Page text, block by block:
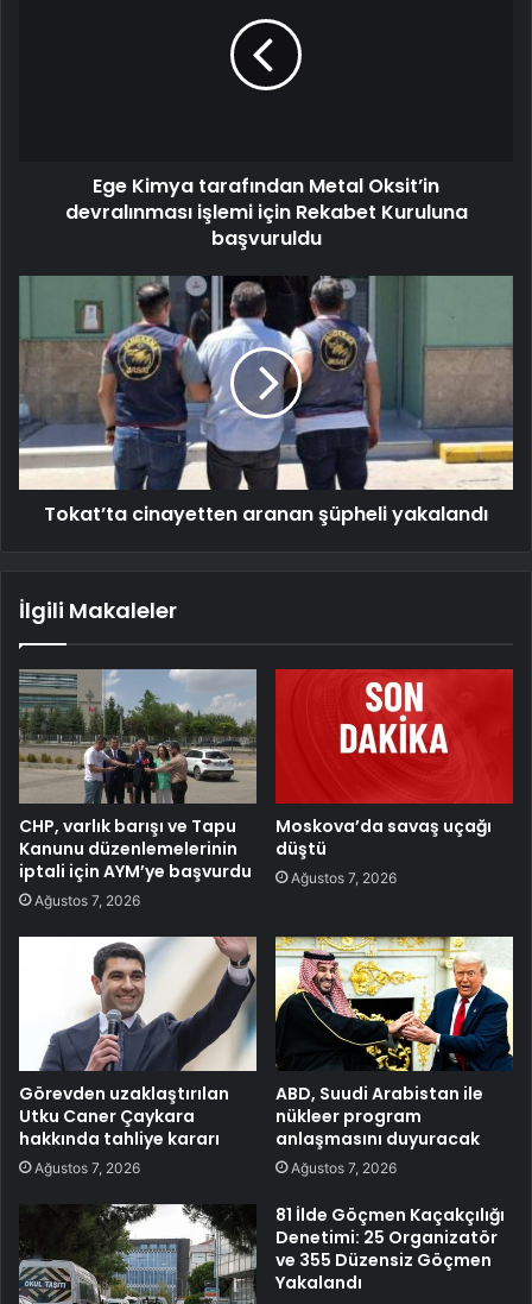
Ege Kimya tarafından Metal Oksit’in
devralınması işlemi için Rekabet Kuruluna
başvuruldu
Tokat’ta cinayetten aranan şüpheli yakalandı
İlgili Makaleler
CHP, varlık barışı ve Tapu
Kanunu düzenlemelerinin
iptali için AYM’ye başvurdu
Ağustos 7, 2026
Moskova’da savaş uçağı
düştü
Ağustos 7, 2026
Görevden uzaklaştırılan
Utku Caner Çaykara
hakkında tahliye kararı
Ağustos 7, 2026
ABD, Suudi Arabistan ile
nükleer program
anlaşmasını duyuracak
Ağustos 7, 2026
81 İlde Göçmen Kaçakçılığı
Denetimi: 25 Organizatör
ve 355 Düzensiz Göçmen
Yakalandı